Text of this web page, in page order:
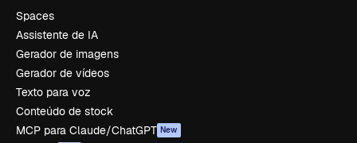
Spaces
Assistente de IA
Gerador de imagens
Gerador de vídeos
Texto para voz
Conteúdo de stock
MCP para Claude/ChatGPT New